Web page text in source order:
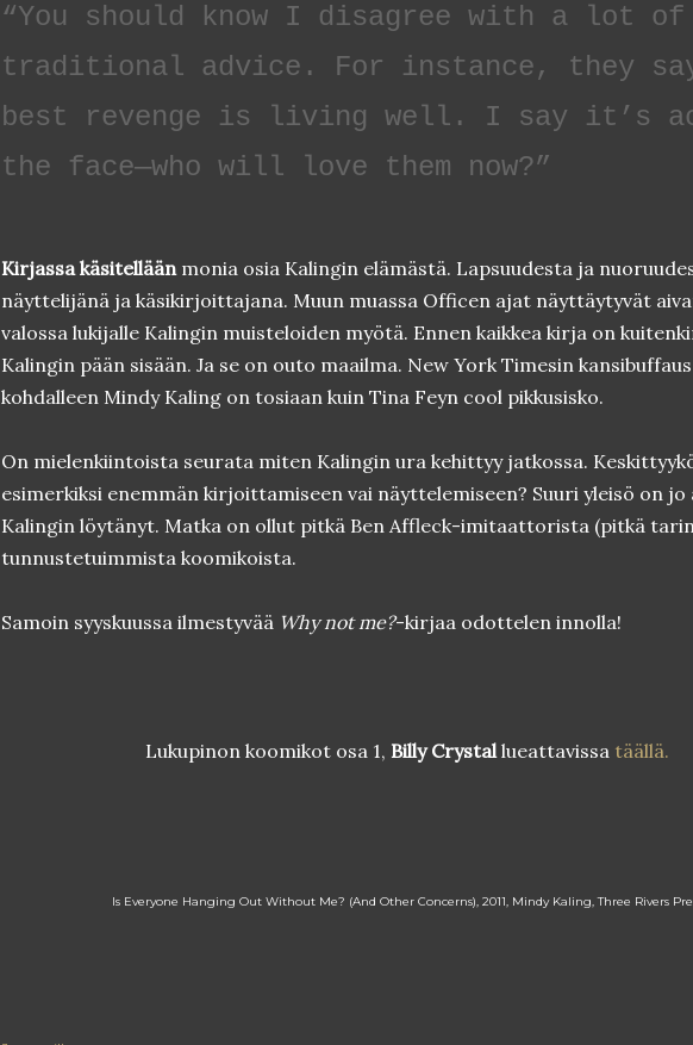
“You should know I disagree with a lot of
traditional advice. For instance, they
best revenge is living well. I say it’s
the face—who will love them now?”
Kirjassa käsitelläänmonia osia Kalingin elämästä. Lapsuudesta ja
näyttelijänä ja käsikirjoittajana. Muun muassa Officen ajat näyttäytyvät
valossa lukijalle Kalingin muisteloiden myötä. Ennen kaikkea kirja on
Kalingin pään sisään. Ja se on outo maailma. New York Timesin
kohdalleen Mindy Kaling on tosiaan kuin Tina Feyn cool pikkusisko.
On mielenkiintoista seurata miten Kalingin ura kehittyy jatkossa.
esimerkiksi enemmän kirjoittamiseen vai näyttelemiseen? Suuri yleisö on jo
Kalingin löytänyt. Matka on ollut pitkä Ben Affleck-imitaattorista (pitkä
tunnustetuimmista koomikoista.
Samoin syyskuussa ilmestyvää Why not me?-kirjaa odottelen innolla!
Lukupinon koomikot osa 1, Billy Crystallueattavissa täällä.
Is Everyone Hanging Out Without Me? (And Other Concerns), 2011, Mindy Kaling, Three Rivers